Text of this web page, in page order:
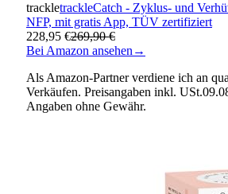
trackletrackleCatch - Zyklus- und
NFP, mit gratis App, TÜV zertifiziert
228,95 €269,90 €
Bei Amazon ansehen →
Als Amazon-Partner verdiene ich an
Verkäufen. Preisangaben inkl.
Angaben ohne Gewähr.